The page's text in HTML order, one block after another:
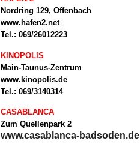
Nordring 129, Offenbach
www.hafen2.net
Tel.: 069/26012223
KINOPOLIS
Main-Taunus-Zentrum
www.kinopolis.de
Tel.: 069/3140314
CASABLANCA
Zum Quellenpark 2
www.casablanca-badsoden.de